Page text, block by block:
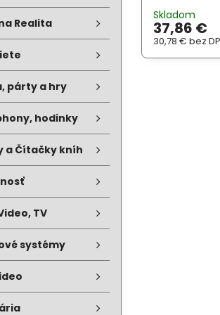
digitálny
automaticky
pred prehriatím
Skladom
37,86 €
30,78 €bez
Realita
párty a hry
hodinky
a Čítačky kníh
TV
systémy